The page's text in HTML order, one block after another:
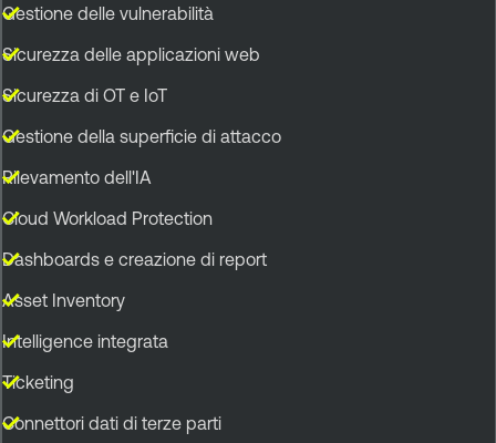
Gestione delle vulnerabilità
Sicurezza delle applicazioni web
Sicurezza di OT e IoT
Gestione della superficie di attacco
Rilevamento dell'IA
Cloud Workload Protection
Dashboards e creazione di report
Asset Inventory
Intelligence integrata
Ticketing
Connettori dati di terze parti